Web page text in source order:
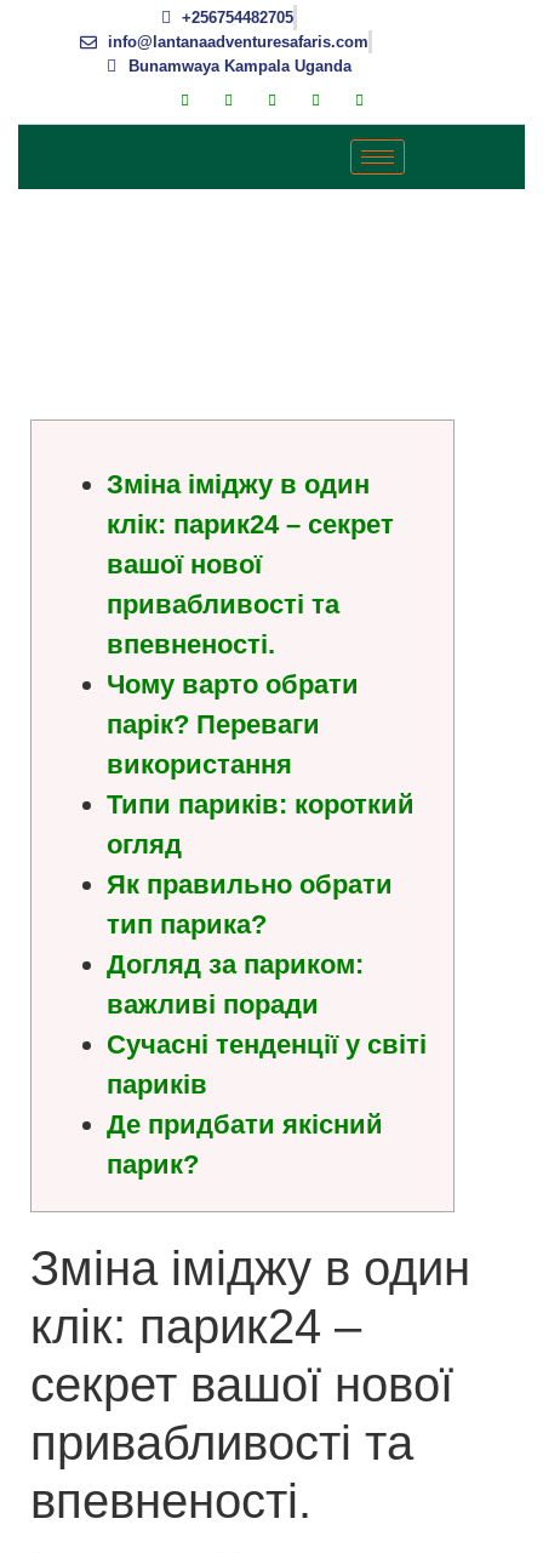
+256754482705
info@lantanaadventuresafaris.com
Bunamwaya Kampala Uganda
Зміна іміджу в один
клік: парик24 – секрет
вашої нової
привабливості та
впевненості.
Чому варто обрати
парік? Переваги
використання
Типи париків: короткий
огляд
Як правильно обрати
тип парика?
Догляд за париком:
важливі поради
Сучасні тенденції у світі
париків
Де придбати якісний
парик?
Зміна іміджу в один
клік: парик24 –
секрет вашої нової
привабливості та
впевненості.